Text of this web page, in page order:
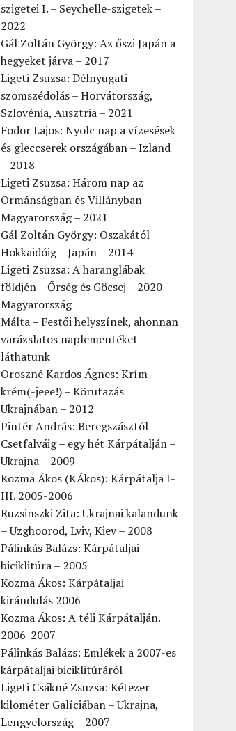
szigetei I. – Seychelle-szigetek –
2022
Gál Zoltán György: Az őszi Japán a
hegyeket járva – 2017
Ligeti Zsuzsa: Délnyugati
szomszédolás – Horvátország,
Szlovénia, Ausztria – 2021
Fodor Lajos: Nyolc nap a vízesések
és gleccserek országában – Izland
– 2018
Ligeti Zsuzsa: Három nap az
Ormánságban és Villányban –
Magyarország – 2021
Gál Zoltán György: Oszakától
Hokkaidóig – Japán – 2014
Ligeti Zsuzsa: A haranglábak
földjén – Őrség és Göcsej – 2020 –
Magyarország
Málta – Festői helyszínek, ahonnan
varázslatos naplementéket
láthatunk
Oroszné Kardos Ágnes: Krím
krém(-jeee!) – Körutazás
Ukrajnában – 2012
Pintér András: Beregszásztól
Csetfalváig – egy hét Kárpátalján –
Ukrajna – 2009
Kozma Ákos (KÁkos): Kárpátalja I-
III. 2005-2006
Ruzsinszki Zita: Ukrajnai kalandunk
– Uzghoorod, Lviv, Kiev – 2008
Pálinkás Balázs: Kárpátaljai
biciklitúra – 2005
Kozma Ákos: Kárpátaljai
kirándulás 2006
Kozma Ákos: A téli Kárpátalján.
2006-2007
Pálinkás Balázs: Emlékek a 2007-es
kárpátaljai biciklitúráról
Ligeti Csákné Zsuzsa: Kétezer
kilométer Galíciában – Ukrajna,
Lengyelország – 2007